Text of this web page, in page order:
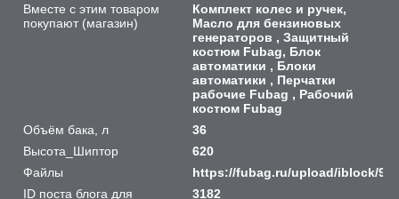
Вместе с этим товаром
покупают (магазин)
Комплект колес и ручек,
Масло для бензиновых
генераторов , Защитный
костюм Fubag, Блок
автоматики , Блоки
автоматики , Перчатки
рабочие Fubag , Рабочий
костюм Fubag
Объём бака, л
36
Высота_Шиптор
620
Файлы
https://fubag.ru/upload/iblock/
ID поста блога для
3182